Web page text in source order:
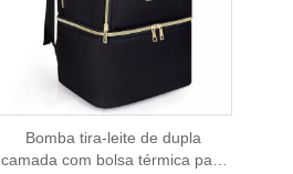
Bomba tira-leite de dupla
camada com bolsa térmica para